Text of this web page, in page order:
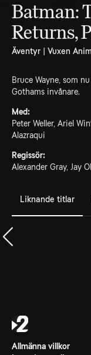
Batman:
Returns,
Äventyr | Vuxen
Bruce Wayne, som
Gothams invånare.
Med:
Peter Weller, Ariel
Alazraqui
Regissör:
Alexander Gray, Jay
Liknande titlar
Allmänna villkor